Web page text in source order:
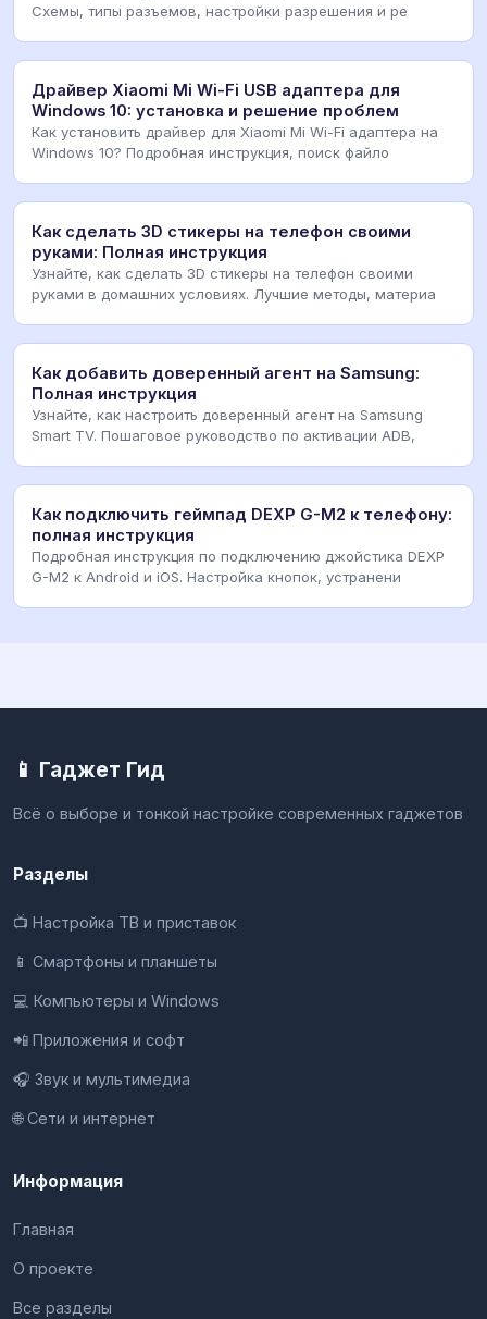
Схемы, типы разъемов, настройки разрешения и ре
Драйвер Xiaomi Mi Wi-Fi USB адаптера для
Windows 10: установка и решение проблем
Как установить драйвер для Xiaomi Mi Wi-Fi адаптера на
Windows 10? Подробная инструкция, поиск файло
Как сделать 3D стикеры на телефон своими
руками: Полная инструкция
Узнайте, как сделать 3D стикеры на телефон своими
руками в домашних условиях. Лучшие методы, материа
Как добавить доверенный агент на Samsung:
Полная инструкция
Узнайте, как настроить доверенный агент на Samsung
Smart TV. Пошаговое руководство по активации ADB,
Как подключить геймпад DEXP G-M2 к телефону:
полная инструкция
Подробная инструкция по подключению джойстика DEXP
G-M2 к Android и iOS. Настройка кнопок, устранени
📱 Гаджет Гид
Всё о выборе и тонкой настройке современных гаджетов
Разделы
📺 Настройка ТВ и приставок
📱 Смартфоны и планшеты
💻 Компьютеры и Windows
📲 Приложения и софт
🎧 Звук и мультимедиа
🌐 Сети и интернет
Информация
Главная
О проекте
Все разделы